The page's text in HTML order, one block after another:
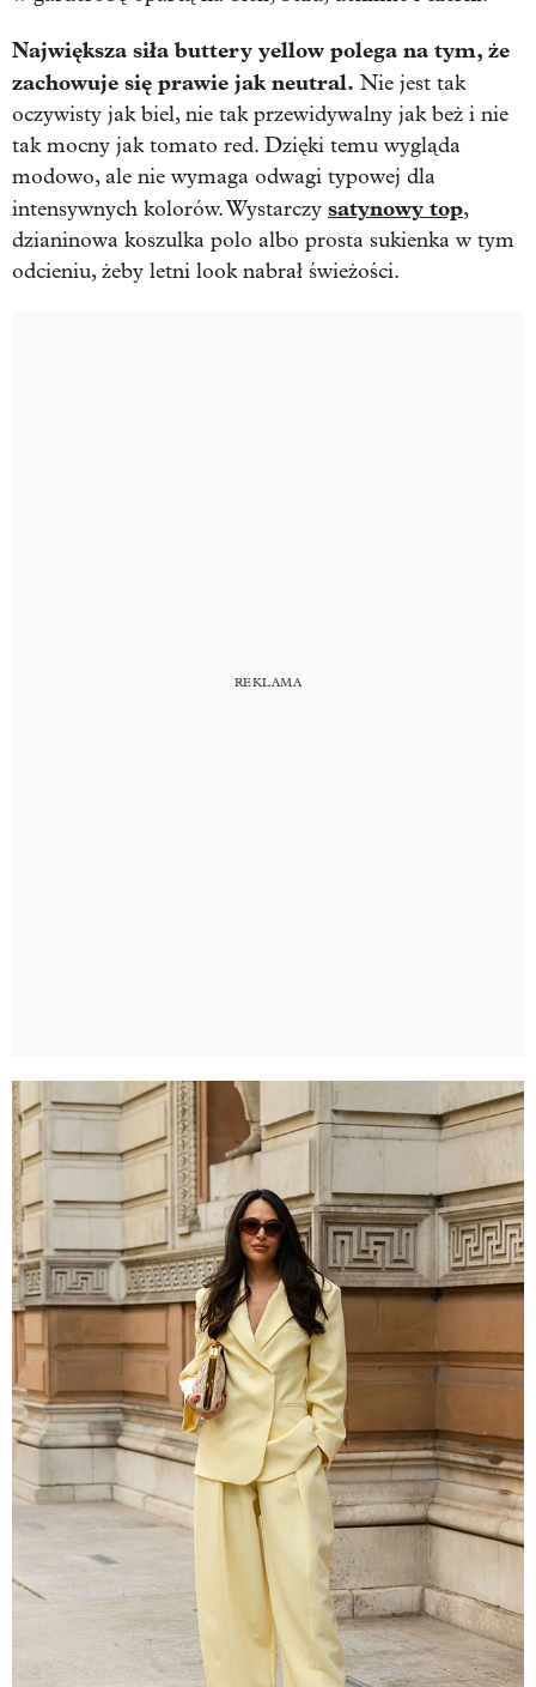
Największa siła buttery yellow polega na tym, że
zachowuje się prawie jak neutral. Nie jest tak
oczywisty jak biel, nie tak przewidywalny jak beż i nie
tak mocny jak tomato red. Dzięki temu wygląda
modowo, ale nie wymaga odwagi typowej dla
intensywnych kolorów. Wystarczy satynowy top,
dzianinowa koszulka polo albo prosta sukienka w tym
odcieniu, żeby letni look nabrał świeżości.